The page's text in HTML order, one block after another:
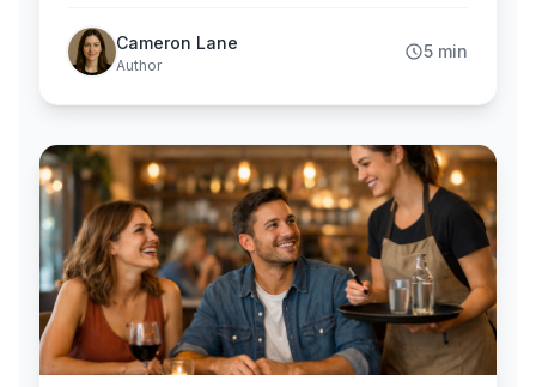
Cameron Lane
Author
5 min